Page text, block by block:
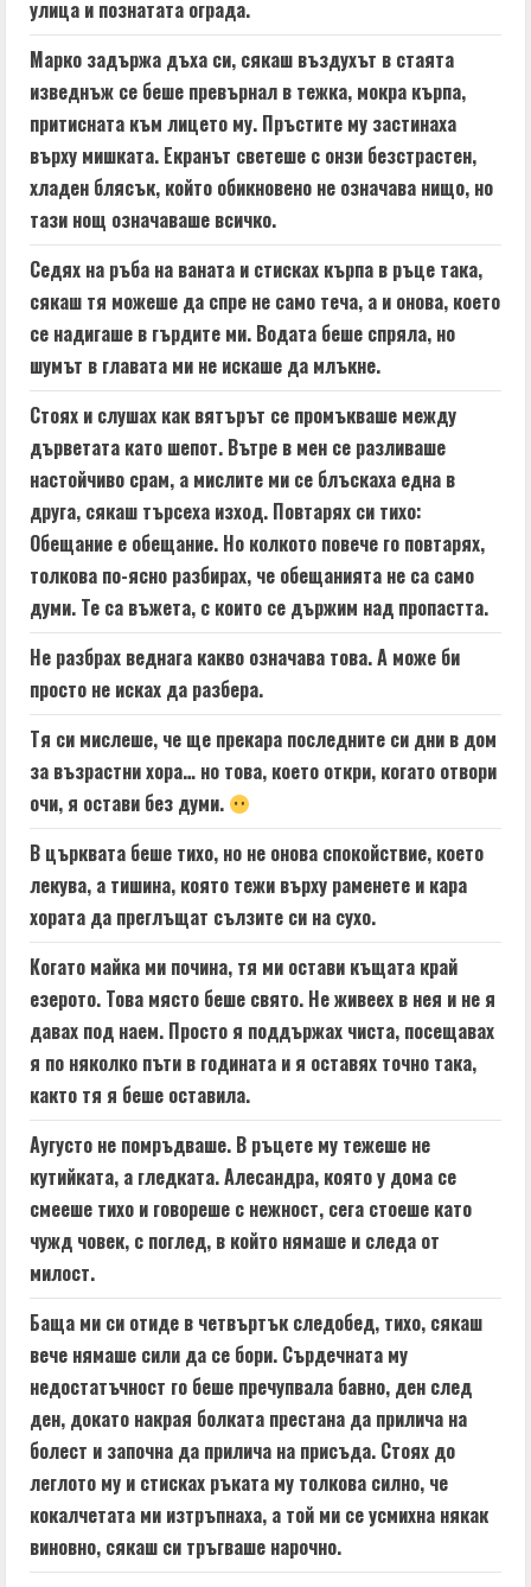
улица и познатата ограда.
Марко задържа дъха си, сякаш въздухът в стаята
изведнъж се беше превърнал в тежка, мокра кърпа,
притисната към лицето му. Пръстите му застинаха
върху мишката. Екранът светеше с онзи безстрастен,
хладен блясък, който обикновено не означава нищо, но
тази нощ означаваше всичко.
Седях на ръба на ваната и стисках кърпа в ръце така,
сякаш тя можеше да спре не само теча, а и онова, което
се надигаше в гърдите ми. Водата беше спряла, но
шумът в главата ми не искаше да млъкне.
Стоях и слушах как вятърът се промъкваше между
дърветата като шепот. Вътре в мен се разливаше
настойчиво срам, а мислите ми се блъскаха една в
друга, сякаш търсеха изход. Повтарях си тихо:
Обещание е обещание. Но колкото повече го повтарях,
толкова по-ясно разбирах, че обещанията не са само
думи. Те са въжета, с които се държим над пропастта.
Не разбрах веднага какво означава това. А може би
просто не исках да разбера.
Тя си мислеше, че ще прекара последните си дни в дом
за възрастни хора… но това, което откри, когато отвори
очи, я остави без думи.
В църквата беше тихо, но не онова спокойствие, което
лекува, а тишина, която тежи върху раменете и кара
хората да преглъщат сълзите си на сухо.
Когато майка ми почина, тя ми остави къщата край
езерото. Това място беше свято. Не живеех в нея и не я
давах под наем. Просто я поддържах чиста, посещавах
я по няколко пъти в годината и я оставях точно така,
както тя я беше оставила.
Аугусто не помръдваше. В ръцете му тежеше не
кутийката, а гледката. Алесандра, която у дома се
смееше тихо и говореше с нежност, сега стоеше като
чужд човек, с поглед, в който нямаше и следа от
милост.
Баща ми си отиде в четвъртък следобед, тихо, сякаш
вече нямаше сили да се бори. Сърдечната му
недостатъчност го беше пречупвала бавно, ден след
ден, докато накрая болката престана да прилича на
болест и започна да прилича на присъда. Стоях до
леглото му и стисках ръката му толкова силно, че
кокалчетата ми изтръпнаха, а той ми се усмихна някак
виновно, сякаш си тръгваше нарочно.